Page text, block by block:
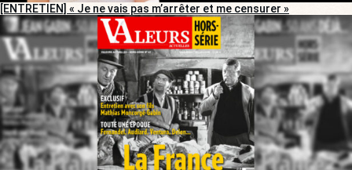
[ENTRETIEN] « Je ne vais pas m’arrêter et me censurer »